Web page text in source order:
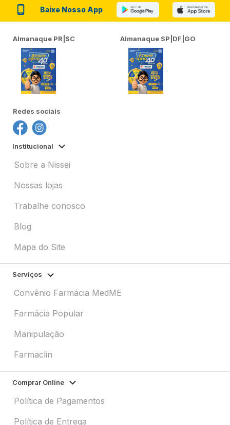
Baixe Nosso App
Almanaque PR|SC Almanaque SP|DF|GO
Redes sociais
Institucional
Sobre a Nissei
Nossas lojas
Trabalhe conosco
Blog
Mapa do Site
Serviços
Convênio Farmácia MedME
Farmácia Popular
Manipulação
Farmaclin
Comprar Online
Política de Pagamentos
Política de Entrega